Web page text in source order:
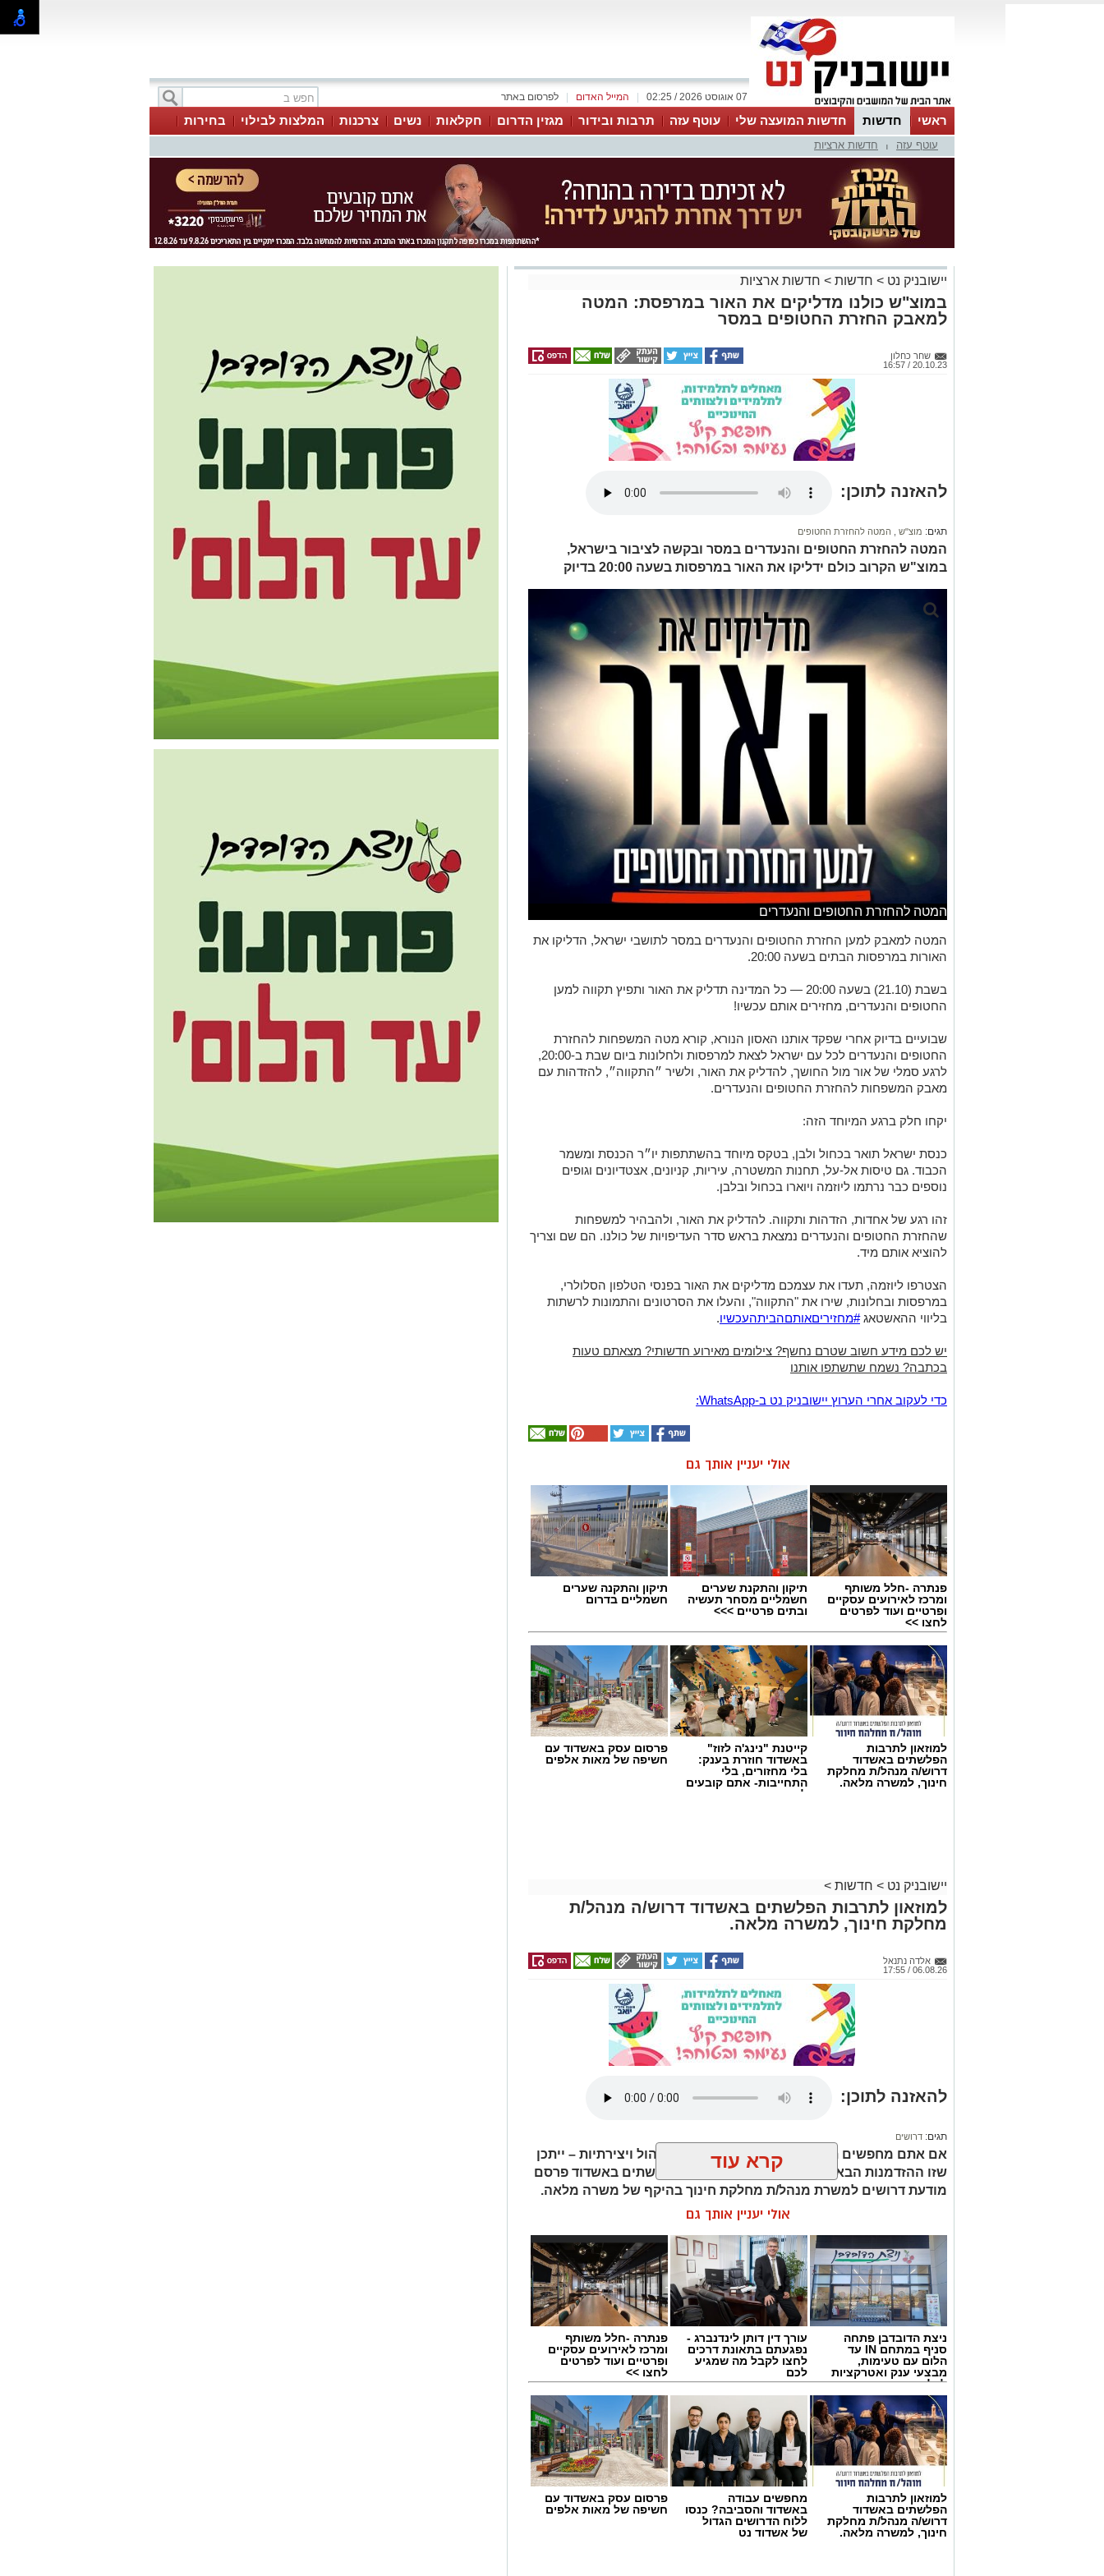
לפרסום באתר המייל האדום 07 אוגוסט 2026 / 02:25
ראשי חדשות חדשות המועצה שלי עוטף עזה תרבות ובידור מגזין הדרום חקלאות נשים צרכנות המלצות לבילוי
בחירות
אינדקס עסקים
לוח טיפים והמלצות עוטף עזה חדשות ארציות
יישובניק נט > חדשות > חדשות ארציות
במוצ"ש כולנו מדליקים את האור במרפסת: המטה
למאבק החזרת החטופים במסר
שחר כחלון
20.10.23 / 16:57
להאזנה לתוכן:
תגים: מוצ"ש המטה להחזרת החטופים
המטה להחזרת החטופים והנעדרים במסר ובקשה לציבור בישראל,
במוצ"ש הקרוב כולם ידליקו את האור במרפסות בשעה 20:00 בדיוק
המטה להחזרת החטופים והנעדרים
המטה למאבק למען החזרת החטופים והנעדרים במסר לתושבי ישראל, הדליקו את
האורות במרפסות הבתים בשעה 20:00.
בשבת (21.10) בשעה 20:00 — כל המדינה תדליק את האור ותפיץ תקווה למען
החטופים והנעדרים, מחזירים אותם עכשיו!
שבועיים בדיוק אחרי שפקד אותנו האסון הנורא, קורא מטה המשפחות להחזרת
החטופים והנעדרים לכל עם ישראל לצאת למרפסות ולחלונות ביום שבת ב-20:00,
לרגע סמלי של אור מול החושך, להדליק את האור, ולשיר ״התקווה״, להזדהות עם
מאבק המשפחות להחזרת החטופים והנעדרים.
יקחו חלק ברגע המיוחד הזה:
כנסת ישראל תואר בכחול ולבן, בטקס מיוחד בהשתתפות יו״ר הכנסת ומשמר
הכבוד. גם טיסות אל-על, תחנות המשטרה, עיריות, קניונים, אצטדיונים וגופים
נוספים כבר נרתמו ליוזמה ויוארו בכחול ובלבן.
זהו רגע של אחדות, הזדהות ותקווה. להדליק את האור, ולהבהיר למשפחות
שהחזרת החטופים והנעדרים נמצאת בראש סדר העדיפויות של כולנו. הם שם וצריך
להוציא אותם מיד.
הצטרפו ליוזמה, תעדו את עצמכם מדליקים את האור בפנסי הטלפון הסלולרי,
במרפסות ובחלונות, שירו את "התקווה", והעלו את הסרטונים והתמונות לרשתות
בליווי ההאשטאג#מחזיריםאותםהביתהעכשיו.
יש לכם מידע חשוב שטרם נחשף? צילומים מאירוע חדשותי? מצאתם טעות
בכתבה? נשמח שתשתפו אותנו
‏כדי לעקוב אחרי הערוץ יישובניק נט ב-WhatsApp:‏‏‏
אולי יעניין אותך גם
פנתרה -חלל משותף
ומרכז לאירועים עסקיים
ופרטיים ועוד לפרטים
לחצו >>
תיקון והתקנת שערים
חשמליים מסחר תעשיה
ובתים פרטיים >>>
תיקון והתקנה שערים
חשמליים בדרום
למוזאון לתרבות
הפלשתים באשדוד
דרוש/ה מנהל/ת מחלקת
חינוך, למשרה מלאה.
קייטנת "נינג'ה לזוז"
באשדוד חוזרת בענק:
בלי מחזורים, בלי
התחייבות- אתם קובעים
לכמה ואיזה ימים
פרסום עסק באשדוד עם
חשיפה של מאות אלפים
יישובניק נט > חדשות >
למוזאון לתרבות הפלשתים באשדוד דרוש/ה מנהל/ת
מחלקת חינוך, למשרה מלאה.
אלדה נתנאל
06.08.26 / 17:55
להאזנה לתוכן:
תגים: דרושים
אם אתם מחפשים תפקיד שמשלב חינוך, תרבות, ניהול ויצירתיות – ייתכן
שזו ההזדמנות הבאה שלכם. המוזיאון לתרבות הפלשתים באשדוד פרסם
מודעת דרושים למשרת מנהל/ת מחלקת חינוך בהיקף של משרה מלאה.
גיוס
קרא עוד
אולי יעניין אותך גם
ניצת הדובדבן פתחה
סניף במתחם IN עד
הלום עם טעימות,
מבצעי ענק ואטרקציות
לכל המשפחה
עורך דין דותן לינדנברג -
נפגעתם בתאונת דרכים
לחצו לקבל מה שמגיע
לכם
פנתרה -חלל משותף
ומרכז לאירועים עסקיים
ופרטיים ועוד לפרטים
לחצו >>
למוזאון לתרבות
הפלשתים באשדוד
דרוש/ה מנהל/ת מחלקת
חינוך, למשרה מלאה.
מחפשים עבודה
באשדוד והסביבה? כנסו
ללוח הדרושים הגדול
של אשדוד נט
פרסום עסק באשדוד עם
חשיפה של מאות אלפים